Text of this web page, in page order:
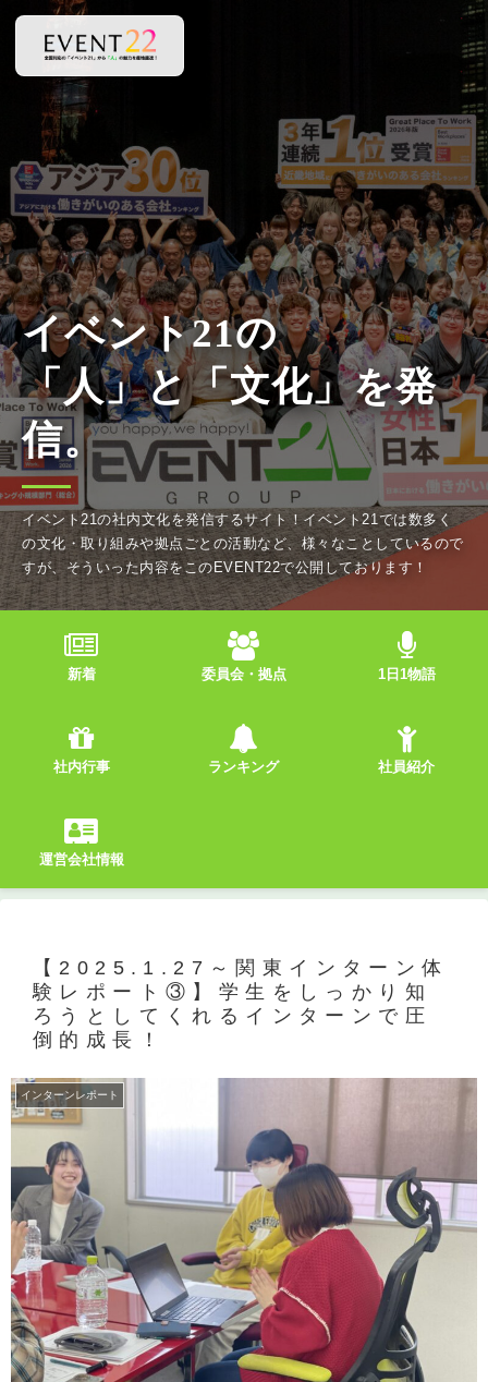
イベント21の社内文化を発信するサイト！イベント21では数多く
の文化・取り組みや拠点ごとの活動など、様々なことしているので
すが、そういった内容をこのEVENT22で公開しております！
新着 委員会・拠点 1日1物語
社内行事 ランキング 社員紹介
運営会社情報
【2025.1.27～関東インターン体
験レポート③】学生をしっかり知
ろうとしてくれるインターンで圧
倒的成長！
インターンレポート